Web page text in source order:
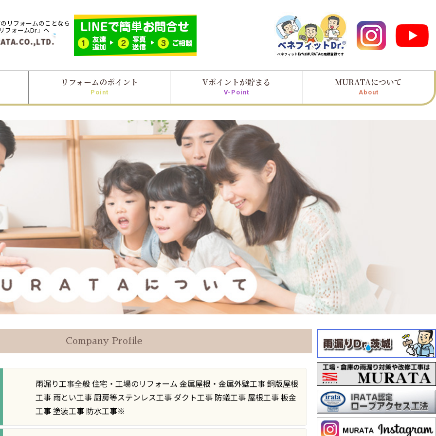
リフォームのことなら
フォームDr」へ
リフォームのポイント
Point
Vポイントが貯まる
V-Point
MURATAについて
About
Company Profile
雨漏り工事全般 住宅・工場のリフォーム 金属屋根・金属外壁工事 銅版屋根
工事 雨とい工事 厨房等ステンレス工事 ダクト工事 防蟻工事 屋根工事 板金
工事 塗装工事 防水工事※